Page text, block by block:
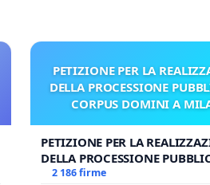
PETIZIONE PER LA
DELLA PROCESSIONE
CORPUS DOMINI A
PETIZIONE PER LA
DELLA PROCESSIONE
CORPUS DOMINI A MILANO
2 186 firme